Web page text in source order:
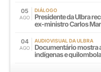
05
AGO
DIÁLOGO
Presidente da Ulbra
ex-ministro Carlos
04
AGO
AUDIOVISUAL DA ULBRA
Documentário mostra
indígenas e